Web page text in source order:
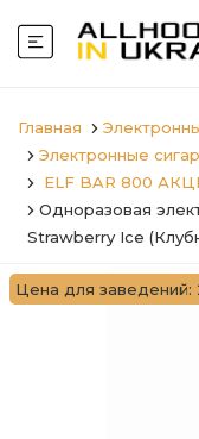
Главная
Электронные
ELF BAR 800
Одноразовая
Strawberry Ice
Цена для заведений: